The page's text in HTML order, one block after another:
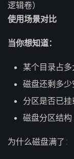
逻辑卷）
使用场景对比
当你想知道：
某个目录占
磁盘还剩多
分区是否已
磁盘分区结
为什么磁盘满了 ：